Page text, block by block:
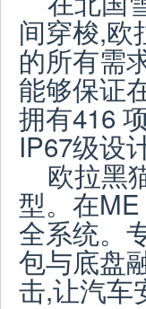
间穿梭,欧
的所有需
能够保证
拥有416
IP67级设
欧拉黑
型。在
全系统。
包与底盘
击,让汽车